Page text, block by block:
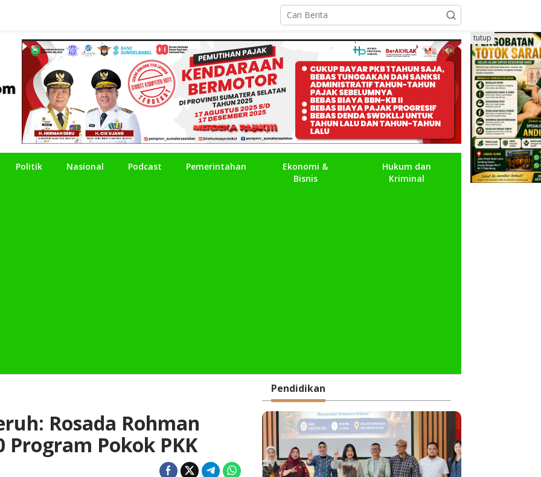
Politik Nasional Podcast Pemerintahan
Ekonomi &
Bisnis
Hukum dan
Kriminal
tutup
Rosada Rohman
Program Pokok PKK
Pendidikan